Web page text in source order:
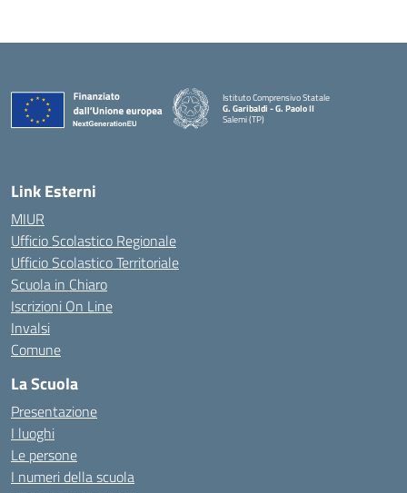
Istituto Comprensivo Statale
G. Garibaldi - G. Paolo II
Salemi (TP)
Link Esterni
MIUR
Ufficio Scolastico Regionale
Ufficio Scolastico Territoriale
Scuola in Chiaro
Iscrizioni On Line
Invalsi
Comune
La Scuola
Presentazione
I luoghi
Le persone
I numeri della scuola